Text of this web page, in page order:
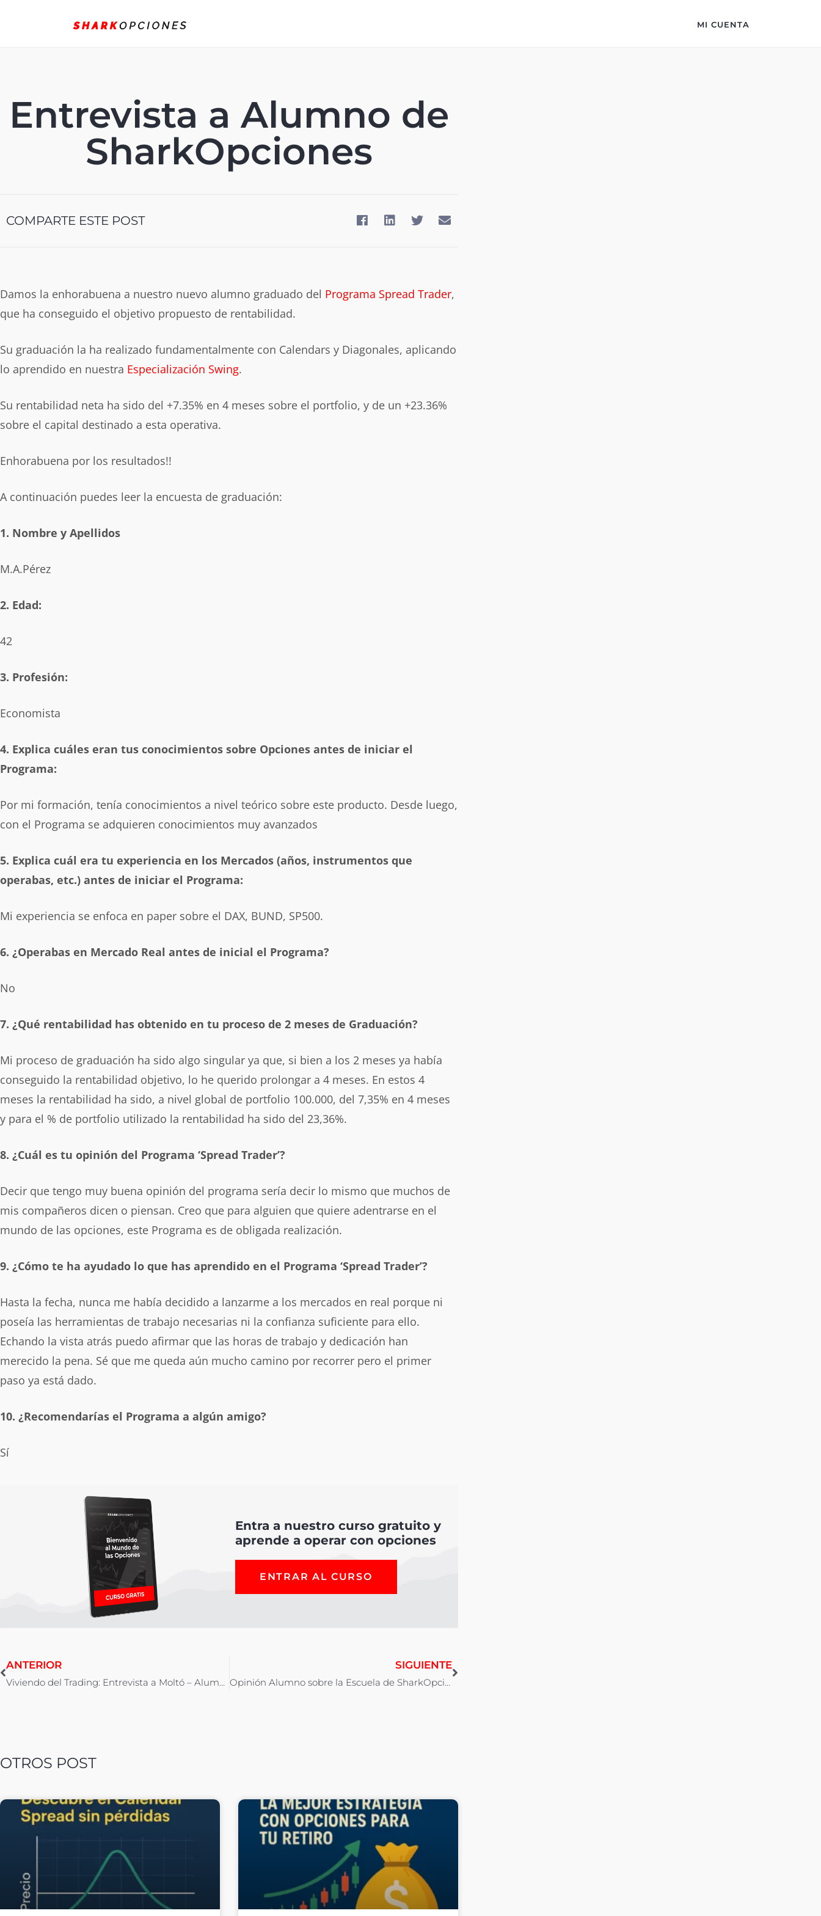
MI CUENTA
Entrevista a Alumno de
SharkOpciones
COMPARTE ESTE POST
Damos la enhorabuena a nuestro nuevo alumno graduado del Programa Spread Trader,
que ha conseguido el objetivo propuesto de rentabilidad.
Su graduación la ha realizado fundamentalmente con Calendars y Diagonales, aplicando
lo aprendido en nuestra Especialización Swing.
Su rentabilidad neta ha sido del +7.35% en 4 meses sobre el portfolio, y de un +23.36%
sobre el capital destinado a esta operativa.
Enhorabuena por los resultados!!
A continuación puedes leer la encuesta de graduación:
1. Nombre y Apellidos
M.A.Pérez
2. Edad:
42
3. Profesión:
Economista
4. Explica cuáles eran tus conocimientos sobre Opciones antes de iniciar el
Programa:
Por mi formación, tenía conocimientos a nivel teórico sobre este producto. Desde luego,
con el Programa se adquieren conocimientos muy avanzados
5. Explica cuál era tu experiencia en los Mercados (años, instrumentos que
operabas, etc.) antes de iniciar el Programa:
Mi experiencia se enfoca en paper sobre el DAX, BUND, SP500.
6. ¿Operabas en Mercado Real antes de inicial el Programa?
No
7. ¿Qué rentabilidad has obtenido en tu proceso de 2 meses de Graduación?
Mi proceso de graduación ha sido algo singular ya que, si bien a los 2 meses ya había
conseguido la rentabilidad objetivo, lo he querido prolongar a 4 meses. En estos 4
meses la rentabilidad ha sido, a nivel global de portfolio 100.000, del 7,35% en 4 meses
y para el % de portfolio utilizado la rentabilidad ha sido del 23,36%.
8. ¿Cuál es tu opinión del Programa ‘Spread Trader’?
Decir que tengo muy buena opinión del programa sería decir lo mismo que muchos de
mis compañeros dicen o piensan. Creo que para alguien que quiere adentrarse en el
mundo de las opciones, este Programa es de obligada realización.
9. ¿Cómo te ha ayudado lo que has aprendido en el Programa ‘Spread Trader’?
Hasta la fecha, nunca me había decidido a lanzarme a los mercados en real porque ni
poseía las herramientas de trabajo necesarias ni la confianza suficiente para ello.
Echando la vista atrás puedo afirmar que las horas de trabajo y dedicación han
merecido la pena. Sé que me queda aún mucho camino por recorrer pero el primer
paso ya está dado.
10. ¿Recomendarías el Programa a algún amigo?
Sí
Entra a nuestro curso gratuito y
aprende a operar con opciones
ENTRAR AL CURSO
ANTERIOR
Viviendo del Trading: Entrevista a Moltó – Alumno Graduado
SIGUIENTE
Opinión Alumno sobre la Escuela de SharkOpciones
OTROS POST